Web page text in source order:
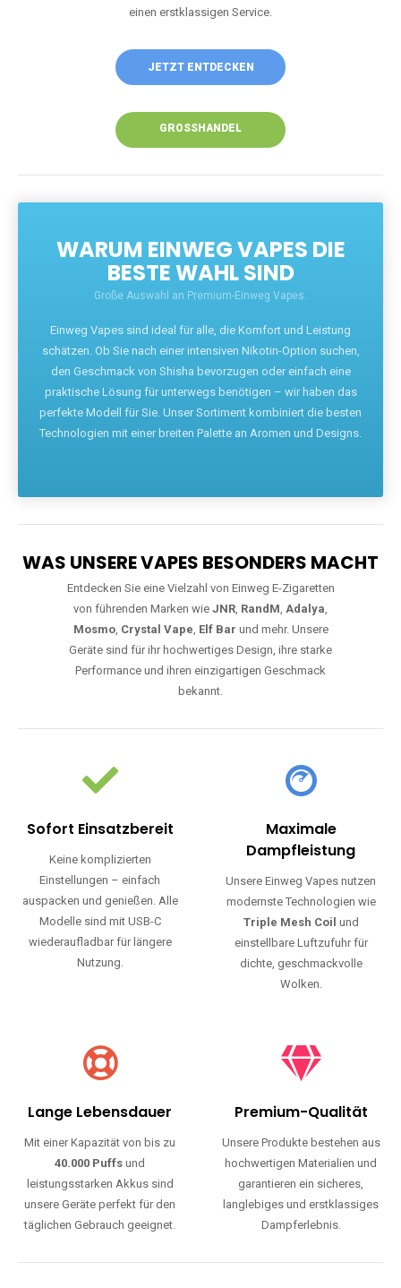
einen erstklassigen Service.
JETZT ENTDECKEN
GROSSHANDEL
WARUM EINWEG VAPES DIE
BESTE WAHL SIND
Große Auswahl an Premium-Einweg Vapes.
Einweg Vapes sind ideal für alle, die Komfort und Leistung
schätzen. Ob Sie nach einer intensiven Nikotin-Option suchen,
den Geschmack von Shisha bevorzugen oder einfach eine
praktische Lösung für unterwegs benötigen – wir haben das
perfekte Modell für Sie. Unser Sortiment kombiniert die besten
Technologien mit einer breiten Palette an Aromen und Designs.
WAS UNSERE VAPES BESONDERS MACHT
Entdecken Sie eine Vielzahl von Einweg E-Zigaretten
von führenden Marken wie JNR, RandM, Adalya,
Mosmo, Crystal Vape, Elf Bar und mehr. Unsere
Geräte sind für ihr hochwertiges Design, ihre starke
Performance und ihren einzigartigen Geschmack
bekannt.
Sofort Einsatzbereit
Keine komplizierten
Einstellungen – einfach
auspacken und genießen. Alle
Modelle sind mit USB-C
wiederaufladbar für längere
Nutzung.
Maximale
Dampfleistung
Unsere Einweg Vapes nutzen
modernste Technologien wie
Triple Mesh Coil und
einstellbare Luftzufuhr für
dichte, geschmackvolle
Wolken.
Lange Lebensdauer
Mit einer Kapazität von bis zu
40.000 Puffs und
leistungsstarken Akkus sind
unsere Geräte perfekt für den
täglichen Gebrauch geeignet.
Premium-Qualität
Unsere Produkte bestehen aus
hochwertigen Materialien und
garantieren ein sicheres,
langlebiges und erstklassiges
Dampferlebnis.